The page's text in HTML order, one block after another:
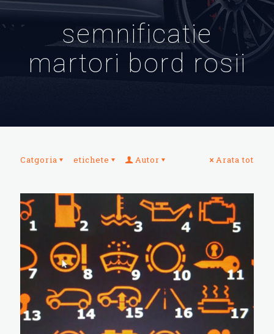
semnificatie
martori bord rosii
Catgoria etichete Autor Arata tot